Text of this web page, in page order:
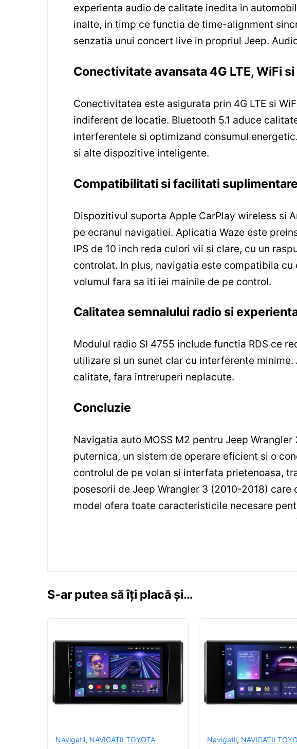
experienta audio de calitate inedita in
inalte, in timp ce functia de time-alignment
senzatia unui concert live in propriul Jeep.
Conectivitate avansata 4G LTE, WiFi si
Conectivitatea este asigurata prin 4G LTE si
indiferent de locatie. Bluetooth 5.1 aduce
interferentele si optimizand consumul
si alte dispozitive inteligente.
Compatibilitati si facilitati suplimentare
Dispozitivul suporta Apple CarPlay wireless si
pe ecranul navigatiei. Aplicatia Waze este
IPS de 10 inch reda culori vii si clare, cu un
controlat. In plus, navigatia este compatibila
volumul fara sa iti iei mainile de pe control.
Calitatea semnalului radio si
Modulul radio SI 4755 include functia RDS ce
utilizare si un sunet clar cu interferente
calitate, fara intreruperi neplacute.
Concluzie
Navigatia auto MOSS M2 pentru Jeep
puternica, un sistem de operare eficient si o
controlul de pe volan si interfata prietenoasa,
posesorii de Jeep Wrangler 3 (2010-2018)
model ofera toate caracteristicile necesare
S-ar putea să îți placă și…
Navigatii, NAVIGATII TOYOTA Navigatii, NAVIGATII